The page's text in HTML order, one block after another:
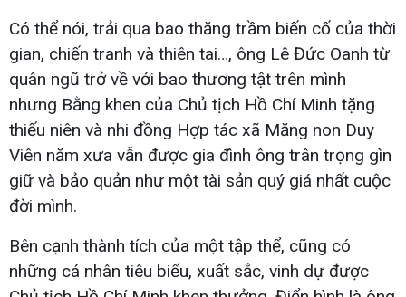
Có thể nói, trải qua bao thăng trầm biến cố của thời
gian, chiến tranh và thiên tai…, ông Lê Đức Oanh từ
quân ngũ trở về với bao thương tật trên mình
nhưng Bằng khen của Chủ tịch Hồ Chí Minh tặng
thiếu niên và nhi đồng Hợp tác xã Măng non Duy
Viên năm xưa vẫn được gia đình ông trân trọng gìn
giữ và bảo quản như một tài sản quý giá nhất cuộc
đời mình.
Bên cạnh thành tích của một tập thể, cũng có
những cá nhân tiêu biểu, xuất sắc, vinh dự được